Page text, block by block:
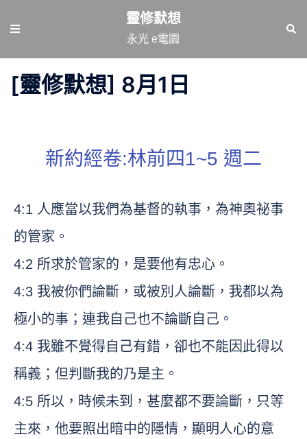
要
靈修默想
永光 e電園
[靈修默想] 8月1日
新約經卷:林前四1~5 週二
4:1 人應當以我們為基督的執事，為神奧祕事
的管家。
4:2 所求於管家的，是要他有忠心。
4:3 我被你們論斷，或被別人論斷，我都以為
極小的事；連我自己也不論斷自己。
4:4 我雖不覺得自己有錯，卻也不能因此得以
稱義；但判斷我的乃是主。
4:5 所以，時候未到，甚麼都不要論斷，只等
主來，他要照出暗中的隱情，顯明人心的意